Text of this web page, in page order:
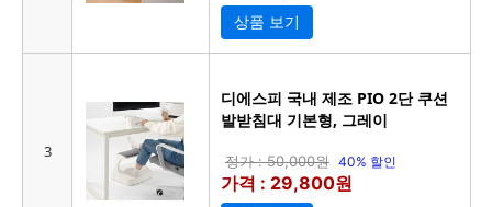
상품 보기
3
디에스피 국내 제조 PIO 2단 쿠션
발받침대 기본형, 그레이
정가 : 50,000원 40% 할인
가격 : 29,800원